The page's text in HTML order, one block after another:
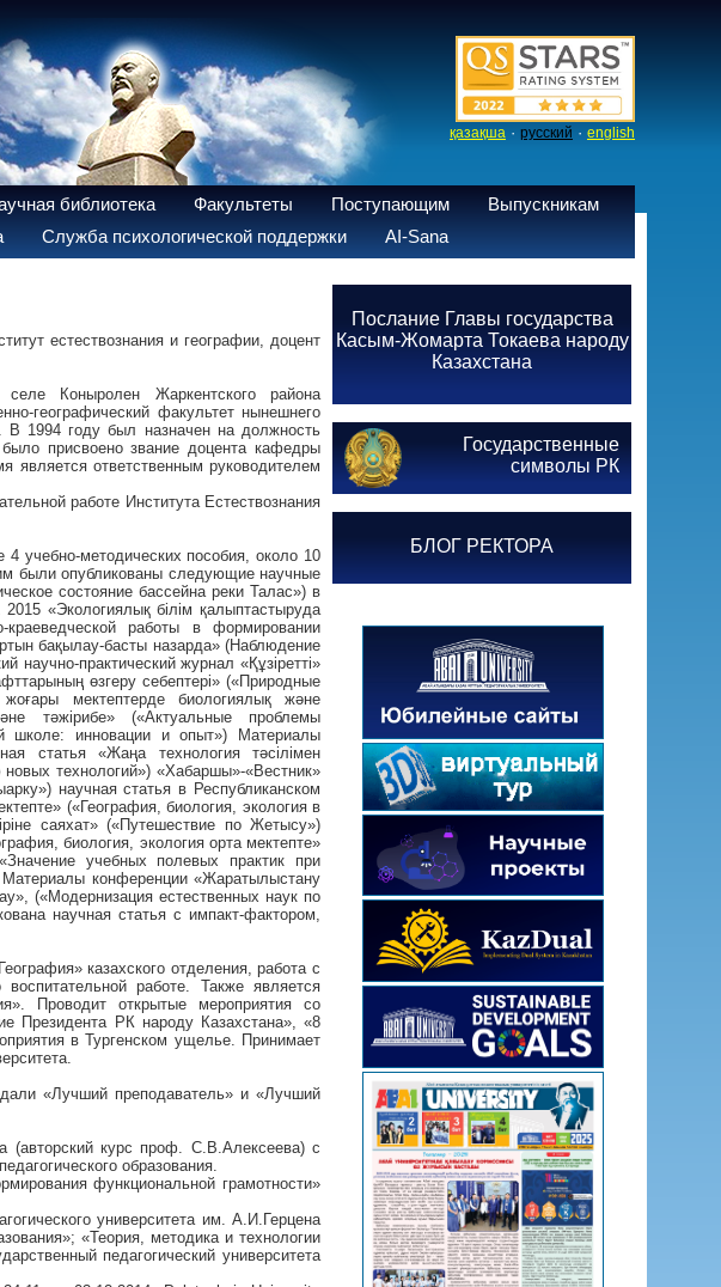
қазақша · русский · english
библиотека Факультеты Поступающим
Выпускникам
Служба психологической поддержки AI-Sana
естествознания и географии, доцент
Коныролен Жаркентского района
географический факультет нынешнего
В 1994 году был назначен на должность
присвоено звание доцента кафедры
ответственным руководителем
работе Института Естествознания
учебно-методических пособия, около 10
были опубликованы следующие научные
состояние бассейна реки Талас») в
«Экологиялық білім қалыптастыруда
краеведческой работы в формировании
бақылау-басты назарда» (Наблюдение
научно-практический журнал «Құзіретті»
өзгеру себептері» («Природные
мектептерде биологиялық және
тәжірибе» («Актуальные проблемы
школе: инновации и опыт») Материалы
статья «Жаңа технология тәсілімен
технологий») «Хабаршы»-«Вестник»
научная статья в Республиканском
(«География, биология, экология в
саяхат» («Путешествие по Жетысу»)
биология, экология орта мектепте»
учебных полевых практик при
конференции «Жаратылыстану
(«Модернизация естественных наук по
научная статья с импакт-фактором,
казахского отделения, работа с
работе. Также является
Проводит открытые мероприятия со
Президента РК народу Казахстана», «8
в Тургенском ущелье. Принимает
«Лучший преподаватель» и «Лучший
(авторский курс проф. С.В.Алексеева) с
образования.
функциональной грамотности»
университета им. А.И.Герцена
«Теория, методика и технологии
педагогический университета
Послание Главы государства
Касым-Жомарта Токаева народу
Казахстана
Государственные
символы РК
БЛОГ РЕКТОРА